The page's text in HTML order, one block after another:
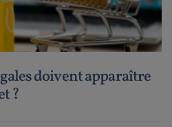
doivent apparaître
?